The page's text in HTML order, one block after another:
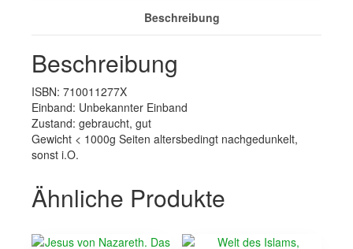
Beschreibung
Beschreibung
ISBN: 710011277X
Einband: Unbekannter Einband
Zustand: gebraucht, gut
Gewicht < 1000g Seiten altersbedingt nachgedunkelt,
sonst i.O.
Ähnliche Produkte